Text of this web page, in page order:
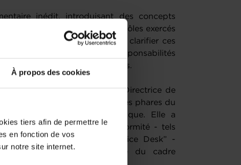
À propos des cookies
tiers afin de permettre le
en fonction de vos
notre site internet.
inédit, introduisant des concepts
différenciées selon les rôles exercés
de cette session était de clarifier ces
claire des responsabilités
distributeurs et utilisateurs.
de Dr. Lucia Sioli, Directrice de
essentiels sur les principes phares du
fondée sur les niveaux de risque. Elle a
directrices et outils de conformité - tels
Platformet le “AI Act Service Desk” -
dans la mise en œuvre du cadre